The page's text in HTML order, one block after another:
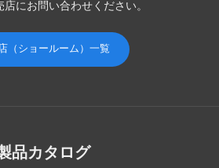
店にお問い合わせください。
（ショールーム）一覧
品カタログ